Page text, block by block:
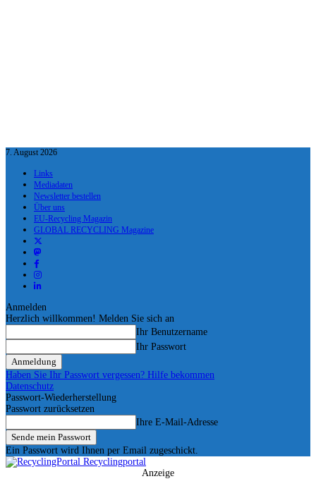
7. August 2026
Links
Mediadaten
Newsletter bestellen
Über uns
EU-Recycling Magazin
GLOBAL RECYCLING Magazine
Anmelden
Herzlich willkommen! Melden Sie sich an
Ihr Benutzername
Ihr Passwort
Haben Sie Ihr Passwort vergessen? Hilfe bekommen
Datenschutz
Passwort-Wiederherstellung
Passwort zurücksetzen
Ihre E-Mail-Adresse
Ein Passwort wird Ihnen per Email zugeschickt.
Recyclingportal
Anzeige